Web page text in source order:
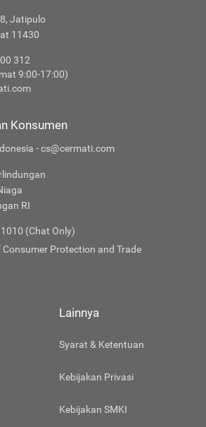
Jatipulo
11430
312
9:00-17:00)
Konsumen
- cs@cermati.com
RI
(Chat Only)
Protection and Trade
Lainnya
Syarat & Ketentuan
Kebijakan Privasi
Kebijakan SMKI